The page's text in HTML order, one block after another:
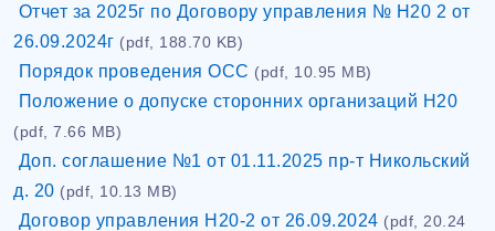
Отчет за 2025г по Договору управления № Н20 2 от
26.09.2024г (pdf, 188.70 KB)
Порядок проведения ОСС (pdf, 10.95 MB)
Положение о допуске сторонних организаций Н20
(pdf, 7.66 MB)
Доп. соглашение №1 от 01.11.2025 пр-т Никольский
д. 20 (pdf, 10.13 MB)
Договор управления Н20-2 от 26.09.2024 (pdf, 20.24